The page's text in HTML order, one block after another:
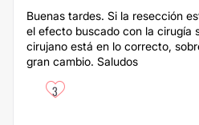
Buenas tardes. Si la resección
el efecto buscado con la cirugía
cirujano está en lo correcto,
gran cambio. Saludos
3